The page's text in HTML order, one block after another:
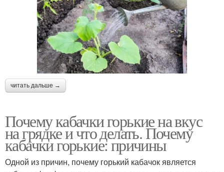
читать дальше →
Почему кабачки горькие на вкус
на грядке и что делать. Почему
кабачки горькие: причины
Одной из причин, почему горький кабачок является